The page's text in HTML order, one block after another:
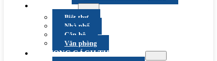
Biệt thự
Nhà phố
Căn hộ
Văn phòng
PHONG CÁCH THIẾT KẾ